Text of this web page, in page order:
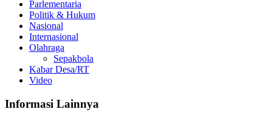
Parlementaria
Politik & Hukum
Nasional
Internasional
Olahraga
Sepakbola
Kabar Desa/RT
Video
Informasi Lainnya